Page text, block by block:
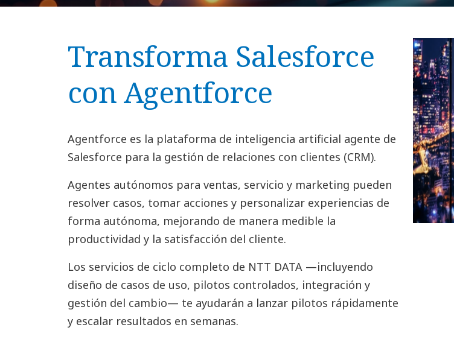
Transforma Salesforce
con Agentforce
Agentforce es la plataforma de inteligencia artificial agente de
Salesforce para la gestión de relaciones con clientes (CRM).
Agentes autónomos para ventas, servicio y marketing pueden
resolver casos, tomar acciones y personalizar experiencias de
forma autónoma, mejorando de manera medible la
productividad y la satisfacción del cliente.
Los servicios de ciclo completo de NTT DATA —incluyendo
diseño de casos de uso, pilotos controlados, integración y
gestión del cambio— te ayudarán a lanzar pilotos rápidamente
y escalar resultados en semanas.